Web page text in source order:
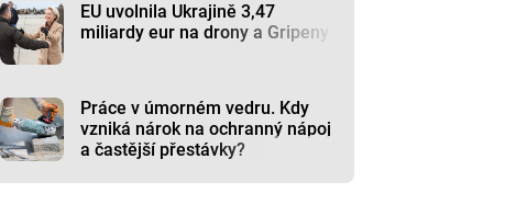
EU uvolnila Ukrajině 3,47
miliardy eur na drony a Gripeny
Práce v úmorném vedru. Kdy
vzniká nárok na ochranný nápoj
a častější přestávky?